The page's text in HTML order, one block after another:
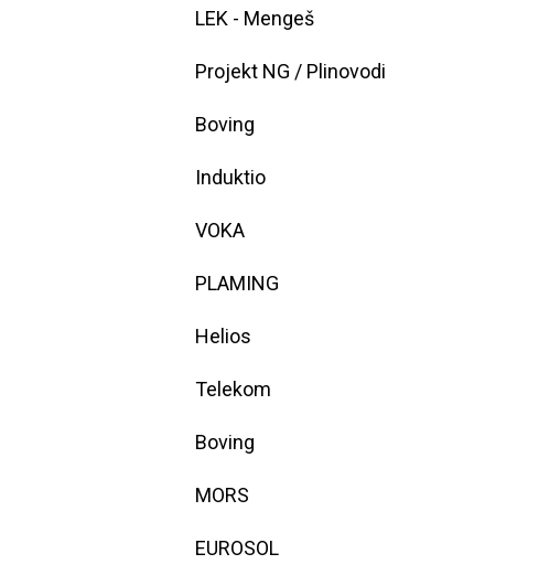
LEK - Mengeš
Projekt NG / Plinovodi
Boving
Induktio
VOKA
PLAMING
Helios
Telekom
Boving
MORS
EUROSOL